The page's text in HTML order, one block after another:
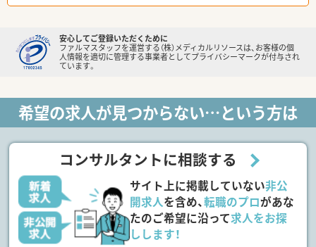
安心してご登録いただくために
ファルマスタッフを運営する（株）メディカルリソースは、お客様の個
人情報を適切に管理する事業者としてプライバシーマークが付与され
ています。
希望の求人が見つからない…という方は
コンサルタントに相談する
サイト上に掲載していない非公
開求人を含め、転職のプロがあな
たのご希望に沿って求人をお探
しします！